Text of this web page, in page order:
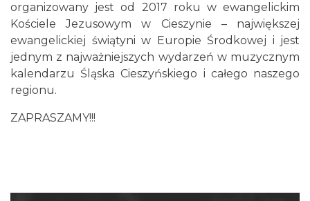
Cieszyn
2026-08-16
0.32 km
organizowany jest od 2017 roku w ewangelickim
Kościele Jezusowym w Cieszynie – największej
ewangelickiej świątyni w Europie Środkowej i jest
jednym z najważniejszych wydarzeń w muzycznym
kalendarzu Śląska Cieszyńskiego i całego naszego
regionu.
ZAPRASZAMY!!!